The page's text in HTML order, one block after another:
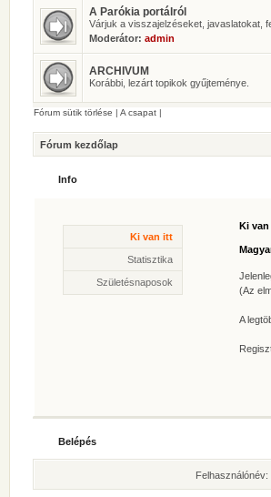
A Parókia portálról
Várjuk a visszajelzéseket, javaslatokat,
Moderátor: admin
ARCHIVUM
Korábbi, lezárt topikok gyűjteménye.
Fórum sütik törlése | A csapat |
Fórum kezdőlap
Info
Ki van itt
Ki
(Az
A
Statisztika
*
*
*
*
Születésnaposok
Belépés
Felhasználónév: